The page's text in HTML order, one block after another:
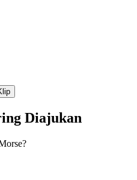
Diajukan